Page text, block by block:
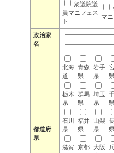
衆議院議
員マニフェス
ト
マ
政治家
名
都道府
県
北海
道
青森
県
岩手
県
栃木
県
群馬
県
埼玉
県
石川
県
福井
県
山梨
県
滋賀 京都 大阪